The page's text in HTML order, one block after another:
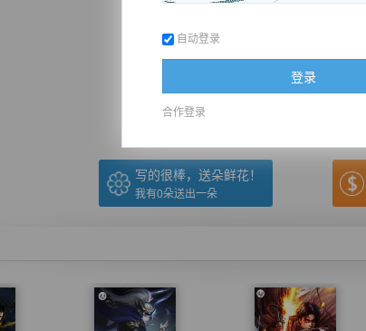
（← 快捷键 上一章 回目录 下
写的很棒，送朵鲜花！
我有0朵送出一朵
自动登录
登录
合作登录